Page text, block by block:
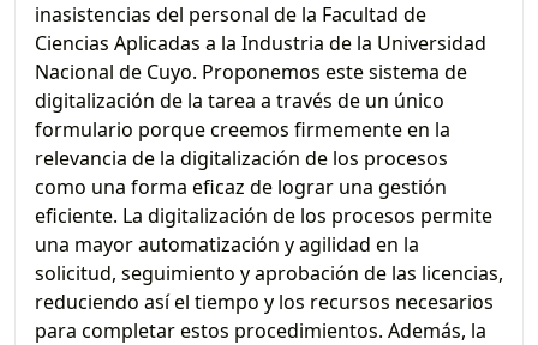
inasistencias del personal de la Facultad de
Ciencias Aplicadas a la Industria de la Universidad
Nacional de Cuyo. Proponemos este sistema de
digitalización de la tarea a través de un único
formulario porque creemos firmemente en la
relevancia de la digitalización de los procesos
como una forma eficaz de lograr una gestión
eficiente. La digitalización de los procesos permite
una mayor automatización y agilidad en la
solicitud, seguimiento y aprobación de las licencias,
reduciendo así el tiempo y los recursos necesarios
para completar estos procedimientos. Además, la